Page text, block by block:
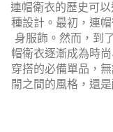
連帽衛衣的歷史可
種設計。最初，連
身服飾。然而，到
帽衛衣逐漸成為時
穿搭的必備單品，
閒之間的風格，還